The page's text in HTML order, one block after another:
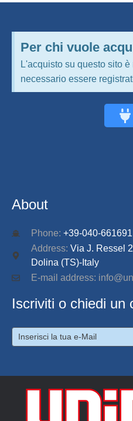
Per chi vuole
L'acquisto su questo sito
necessario essere
About
Phone: +39-040-661691
Address: Via J. Ressel
Dolina (TS)-Italy
E-mail address:
Iscriviti o chiedi un